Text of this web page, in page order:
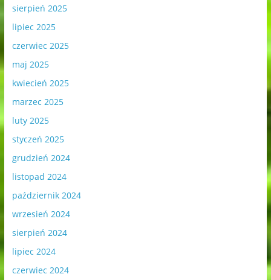
sierpień 2025
lipiec 2025
czerwiec 2025
maj 2025
kwiecień 2025
marzec 2025
luty 2025
styczeń 2025
grudzień 2024
listopad 2024
październik 2024
wrzesień 2024
sierpień 2024
lipiec 2024
czerwiec 2024